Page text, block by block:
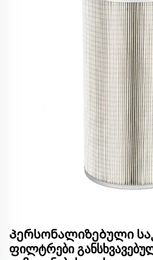
Პერსონალიზებული
ფილტრები